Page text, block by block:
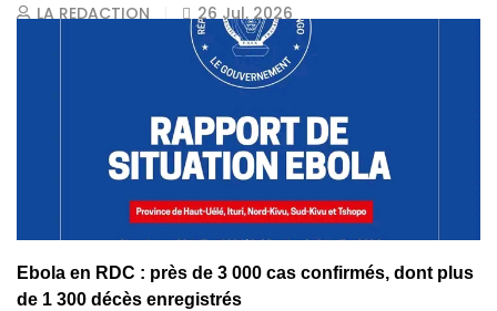
LA REDACTION 26 Jul, 2026
Ebola en RDC : près de 3 000 cas confirmés, dont plus
de 1 300 décès enregistrés